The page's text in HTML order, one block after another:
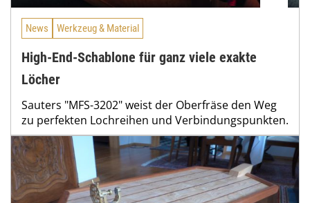
News Werkzeug & Material
High-End-Schablone für ganz viele exakte
Löcher
Sauters "MFS-3202" weist der Oberfräse den Weg
zu perfekten Lochreihen und Verbindungspunkten.